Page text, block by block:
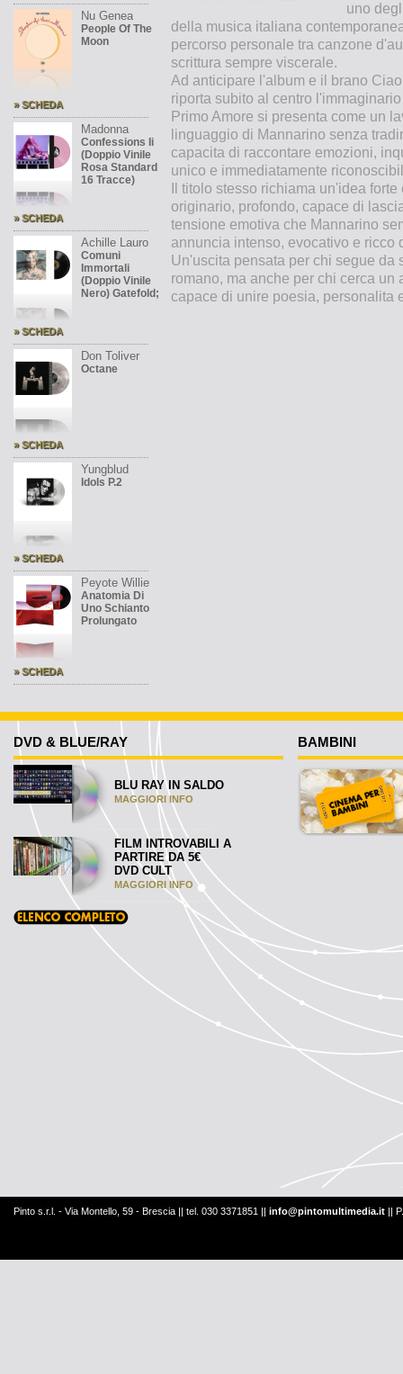
Nu Genea
People Of The
Moon
» SCHEDA
Madonna
Confessions Ii
(Doppio Vinile
Rosa Standard
16 Tracce)
» SCHEDA
Achille Lauro
Comuni
Immortali
(Doppio Vinile
Nero) Gatefold;
» SCHEDA
Don Toliver
Octane
» SCHEDA
Yungblud
Idols P.2
» SCHEDA
Peyote Willie
Anatomia Di
Uno Schianto
Prolungato
» SCHEDA
uno
della musica italiana
percorso personale tra canzone
scrittura sempre viscerale.
Ad anticipare l'album e il brano
riporta subito al centro
Primo Amore si presenta come un
linguaggio di Mannarino senza
capacita di raccontare emozioni,
unico e immediatamente
Il titolo stesso richiama un'idea
originario, profondo, capace di
tensione emotiva che Mannarino
annuncia intenso, evocativo e ricco
Un'uscita pensata per chi segue da
romano, ma anche per chi cerca
capace di unire poesia, personalita
DVD & BLUE/RAY
BLU RAY IN SALDO
MAGGIORI INFO
FILM INTROVABILI A
PARTIRE DA 5€
DVD CULT
MAGGIORI INFO
BAMBINI
Pinto s.r.l. - Via Montello, 59 - Brescia || tel. 030 3371851 || info@pintomultimedia.it ||